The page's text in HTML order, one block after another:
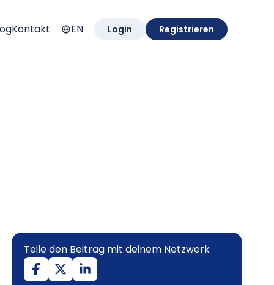
Kontakt EN Login Registrieren
Teile den Beitrag mit deinem Netzwerk